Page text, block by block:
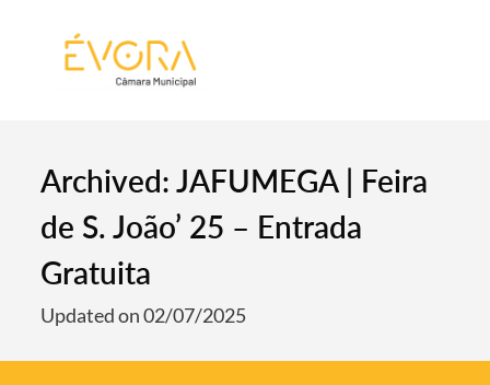
Archived: JAFUMEGA | Feira
de S. João’ 25 – Entrada
Gratuita
Updated on 02/07/2025